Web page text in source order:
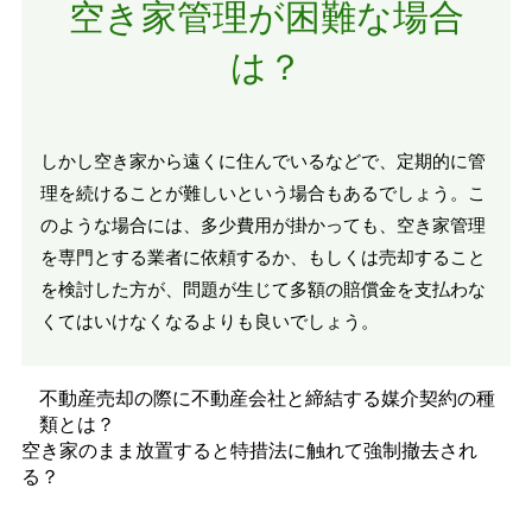
空き家管理が困難な場合
は？
しかし空き家から遠くに住んでいるなどで、定期的に管
理を続けることが難しいという場合もあるでしょう。こ
のような場合には、多少費用が掛かっても、空き家管理
を専門とする業者に依頼するか、もしくは売却すること
を検討した方が、問題が生じて多額の賠償金を支払わな
くてはいけなくなるよりも良いでしょう。
不動産売却の際に不動産会社と締結する媒介契約の種
類とは？
空き家のまま放置すると特措法に触れて強制撤去され
る？